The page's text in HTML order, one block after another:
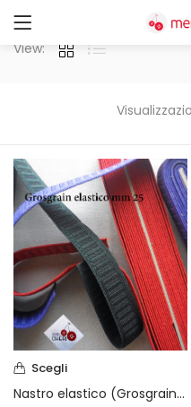
Ricordami
Tutte le categorie
Accessori merceria (94)
Cesti portalavoro (8)
Aghi e spilli (24)
Applicazioni (26)
Borse (6)
Bottoni Vintage (204)
Lotti di Bottoni vintage (27)
Bottoni/alamari/automatici
Alamari (5)
Calze collant donna (24)
Cappelli (16)
View:
Scegli
Nastro elastico (Grosgrain) mm. 25 vendita a metraggio